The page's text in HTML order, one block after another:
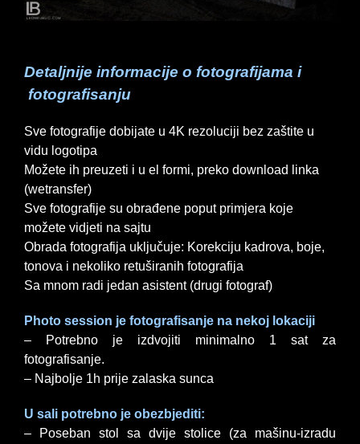
Detaljnije informacije o fotografijama i
fotografisanju
Sve fotografije dobijate u 4K rezoluciji bez zaštite u
vidu logotipa
Možete ih preuzeti i u el formi, preko download linka
(wetransfer)
Sve fotografije su obrađene poput primjera koje
možete vidjeti na sajtu
Obrada fotografija uključuje: Korekciju kadrova, boje,
tonova i nekoliko retuširanih fotografija
Sa mnom radi jedan asistent (drugi fotograf)
Photo session je fotografisanje na nekoj lokaciji
– Potrebno je izdvojiti minimalno 1 sat za
fotografisanje.
– Najbolje 1h prije zalaska sunca
U sali potrebno je obezbjediti:
– Poseban stol sa dvije stolice (za mašinu-izradu